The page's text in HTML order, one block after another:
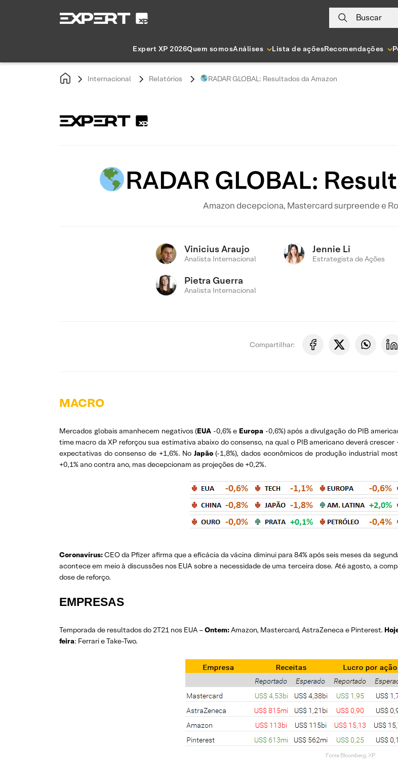
Buscar
Expert XP 2026Quem somosAnálises Lista de açõesRecomendações
Internacional Relatórios RADAR GLOBAL: Resultados da Amazon
RADAR GLOBAL:
Amazon decepciona, Mastercard surpreende e
Vinicius Araujo
Analista Internacional
Jennie Li
Estrategista de Ações
Pietra Guerra
Analista Internacional
Compartilhar:
MACRO
Mercados globais amanhecem negativos (EUA -0,6% e Europa -0,6%) após a divulgação do PIB
time macro da XP reforçou sua estimativa abaixo do consenso, na qual o PIB americano deverá crescer
expectativas do consenso de +1,6%. No Japão(-1,8%), dados econômicos de produção industrial
+0,1% ano contra ano, mas decepcionam as projeções de +0,2%.
Coronavírus:CEO da Pfizer afirma que a eficácia da vácina diminui para 84% após seis meses da
acontece em meio à discussões nos EUA sobre a necessidade de uma terceira dose. Até agosto, a
dose de reforço.
EMPRESAS
Temporada de resultados do 2T21 nos EUA –Ontem:Amazon, Mastercard, AstraZeneca e Pinterest.
feira: Ferrari e Take-Two.